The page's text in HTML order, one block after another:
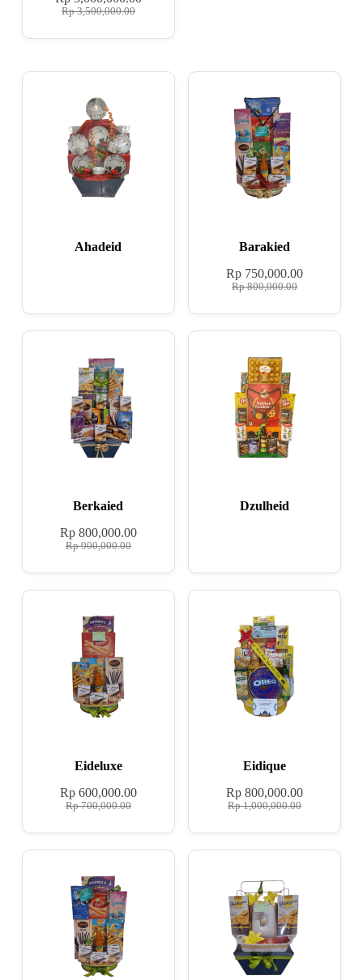
Rp3,500,000.00
Ahadeid Barakied
Rp800,000.00
Rp 750,000.00
Berkaied
Rp900,000.00
Rp800,000.00
Dzulheid
Eideluxe
Rp700,000.00
Rp600,000.00
Eidique
Rp1,000,000.00
Rp 800,000.00